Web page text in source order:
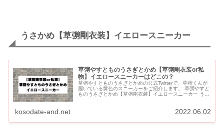
うさかめ【草彅剛衣装】イエロースニーカー
草彅やすとものうさぎとかめ【草彅剛衣装or私
物】イエロースニーカーはどこの？
草彅やすとものうさぎとかめの公式Twitterで、草彅くんが
履いている黄色のスニーカーをご紹介します。 草彅やすと
ものうさぎとかめ【草彅剛衣装】イエロースニーカー うさ
kosodate-and.net 2022.06.02